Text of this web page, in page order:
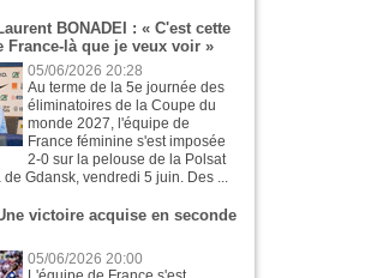
BONADEI : « C'est cette
France-là que je veux voir »
05/06/2026 20:28
Au terme de la 5e journée des
éliminatoires de la Coupe du
monde 2027, l'équipe de
France féminine s'est imposée
2-0 sur la pelouse de la Polsat
de Gdansk, vendredi 5 juin. Des ...
victoire acquise en seconde
05/06/2026 20:00